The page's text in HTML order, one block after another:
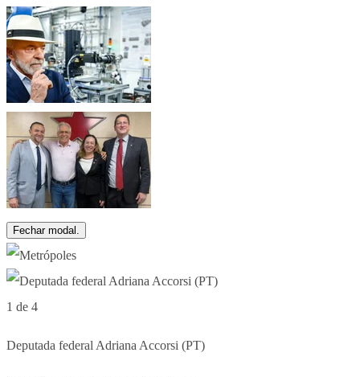
Fechar modal.
1 de 4
Deputada federal Adriana Accorsi (PT)